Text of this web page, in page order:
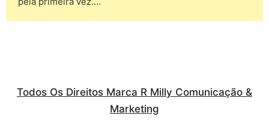
Todos Os Direitos Marca R Milly Comunicação &
Marketing